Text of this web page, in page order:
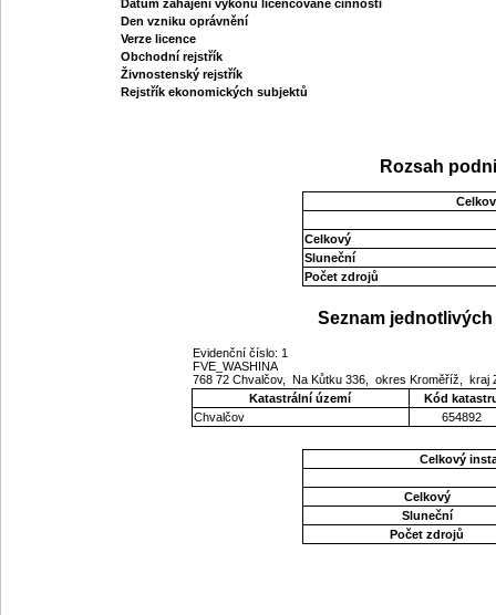
Datum zahájení výkonu licencované činnosti
Den vzniku oprávnění
Verze licence
Obchodní rejstřík
Živnostenský rejstřík
Rejstřík ekonomických subjektů
Rozsah
Celkový
Sluneční
Počet zdrojů
Seznam
Evidenční číslo: 1
FVE_WASHINA
768 72 Chvalčov, Na Kůtku 336, okres Kroměříž, kraj
Katastrální území
Kód
Chvalčov
654892
Celkový
Celkový
Sluneční
Počet zdrojů